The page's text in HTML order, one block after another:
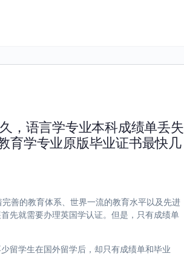
，语言学专业本科成绩单丢失
育学专业原版毕业证书最快几
完善的教育体系、世界一流的教育水平以及先进
先就需要办理英国学认证。但是，只有成绩单
留学生在国外留学后，却只有成绩单和毕业